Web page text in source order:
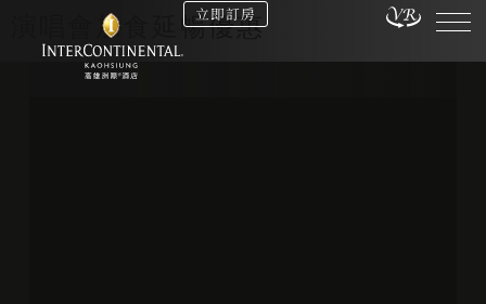
立即訂房
演唱會加食延暢優惠